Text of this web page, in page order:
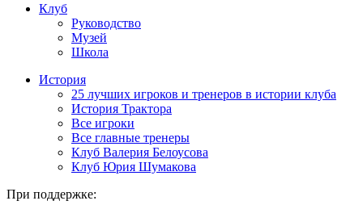
Клуб
Руководство
Музей
Школа
История
25 лучших игроков и тренеров в истории клуба
История Трактора
Все игроки
Все главные тренеры
Клуб Валерия Белоусова
Клуб Юрия Шумакова
При поддержке: